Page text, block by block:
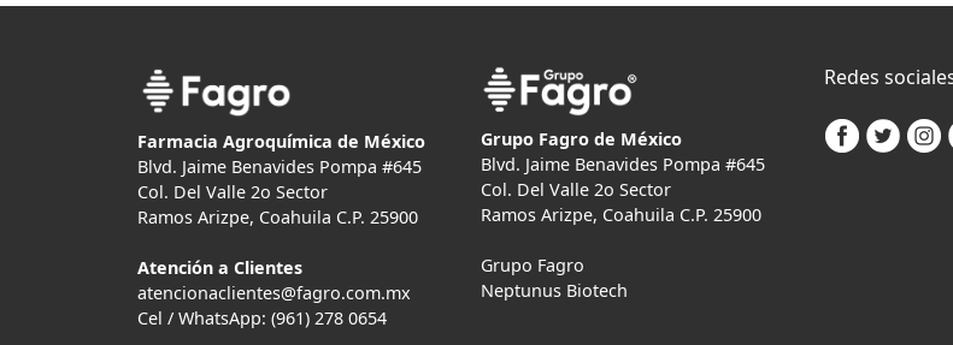
Farmacia Agroquímica de México
Blvd. Jaime Benavides Pompa #645
Col. Del Valle 2o Sector
Ramos Arizpe, Coahuila C.P. 25900
Atención a Clientes
atencionaclientes@fagro.com.mx
Cel / WhatsApp: (961) 278 0654
Grupo Fagro de México
Blvd. Jaime Benavides Pompa #645
Col. Del Valle 2o Sector
Ramos Arizpe, Coahuila C.P. 25900
Grupo Fagro
Neptunus Biotech
Redes